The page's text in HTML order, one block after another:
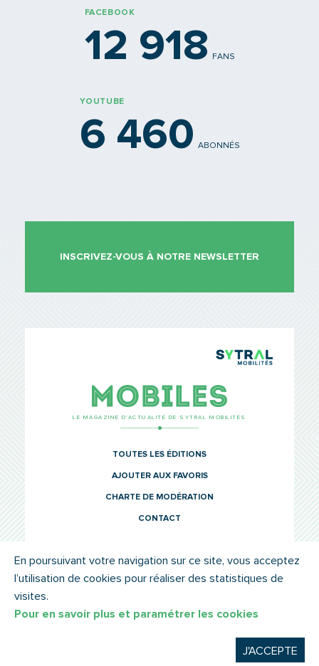
FACEBOOK
12 918 FANS
YOUTUBE
6 460 ABONNÉS
INSCRIVEZ-VOUS À NOTRE NEWSLETTER
LE MAGAZINE D’ACTUALITÉ DE SYTRAL MOBILITÉS
TOUTES LES ÉDITIONS
AJOUTER AUX FAVORIS
CHARTE DE MODÉRATION
CONTACT
© SYTRAL MOBILITÉS 2022 MENTIONS LÉGALES
En poursuivant votre navigation sur ce site, vous acceptez
l’utilisation de cookies pour réaliser des statistiques de
visites.
Pour en savoir plus et paramétrer les cookies
J'ACCEPTE